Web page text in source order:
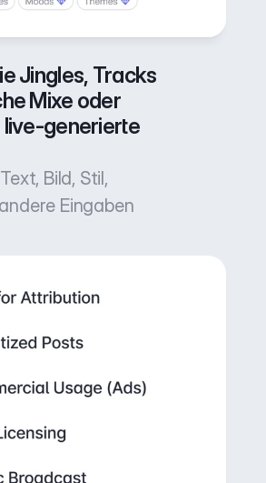
Jingles, Tracks
Mixe oder
generierte
Bild, Stil,
Eingaben